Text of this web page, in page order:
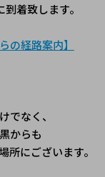
着致します。
の経路案内】
でなく、
からも
所にございます。